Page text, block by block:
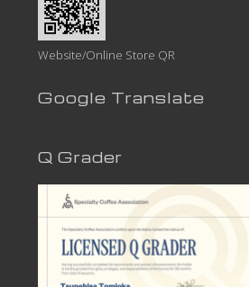
Website/Online Store QR
Google Translate
Q Grader